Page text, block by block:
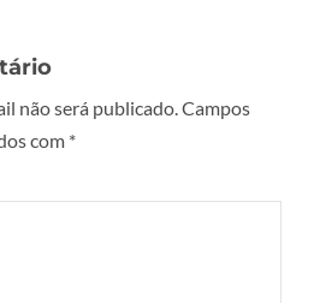
não será publicado.Campos
com *